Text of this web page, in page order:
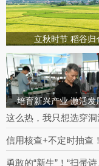
立秋时节 稻谷归
培育新兴产业 激活发
这么热，我只想选穿
信用核查+不定时抽查